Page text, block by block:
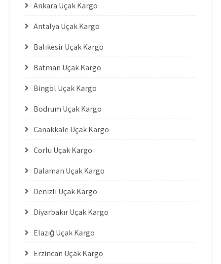
Ankara Uçak Kargo
Antalya Uçak Kargo
Balıkesir Uçak Kargo
Batman Uçak Kargo
Bingöl Uçak Kargo
Bodrum Uçak Kargo
Çanakkale Uçak Kargo
Çorlu Uçak Kargo
Dalaman Uçak Kargo
Denizli Uçak Kargo
Diyarbakır Uçak Kargo
Elazığ Uçak Kargo
Erzincan Uçak Kargo